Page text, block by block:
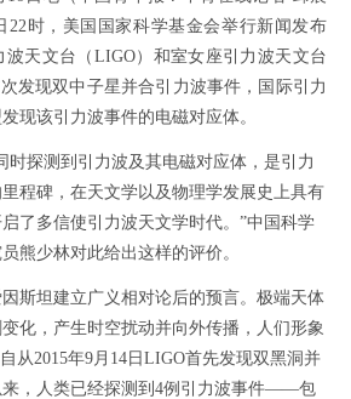
22时，美国国家科学基金会举行新闻发布
天文台（LIGO）和室女座引力波天文台
次发现双中子星并合引力波事件，国际引力
现该引力波事件的电磁对应体。
探测到引力波及其电磁对应体，是引力
程碑，在天文学以及物理学发展史上具有
了多信使引力波天文学时代。”中国科学
熊少林对此给出这样的评价。
坦建立广义相对论后的预言。极端天体
化，产生时空扰动并向外传播，人们形象
从2015年9月14日LIGO首先发现双黑洞并
来，人类已经探测到4例引力波事件——包